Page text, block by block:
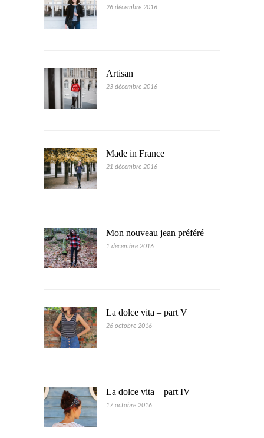
26 décembre 2016
Artisan
23 décembre 2016
Made in France
21 décembre 2016
Mon nouveau jean préféré
1 décembre 2016
La dolce vita – part V
26 octobre 2016
La dolce vita – part IV
17 octobre 2016